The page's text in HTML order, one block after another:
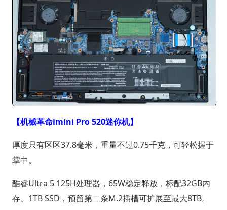
【机械革命imini Pro 520迷你机】
厚度只有区区37.8毫米，重量不过0.75千克，可轻松握于
掌中。
酷睿Ultra 5 125H处理器，65W稳定释放，标配32GB内
存、1TB SSD，预留第二条M.2插槽可扩展至最大8TB。